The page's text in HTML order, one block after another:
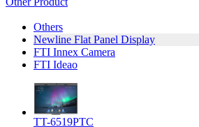
Others
Newline Flat Panel Display
FTI Innex Camera
FTI Ideao
TT-6519PTC